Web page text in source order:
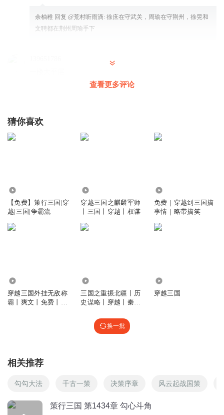
余柚稚 回复 @荒村听雨滴: 徐庶在守武关，周瑜在守荆州，徐晃和
文聘都在荆州周瑜手下
好家伙，我怎么突然想起了常凯申和教员的经典战例
gyuhbvg
查看更多评论
猜你喜欢
【免费】策行三国|穿
越|三国|争霸流
穿越三国之麒麟军师
丨三国丨穿越丨权谋
免费｜穿越到三国搞
事情｜略带搞笑
穿越三国外挂无敌称
霸丨爽文丨免费丨三
三国之重振北疆丨历
史谋略丨穿越丨秦汉
穿越三国
换一批
相关推荐
勾勾大法 千古一策 决策序章 风云起战国策
策行三国 第1434章 勾心斗角